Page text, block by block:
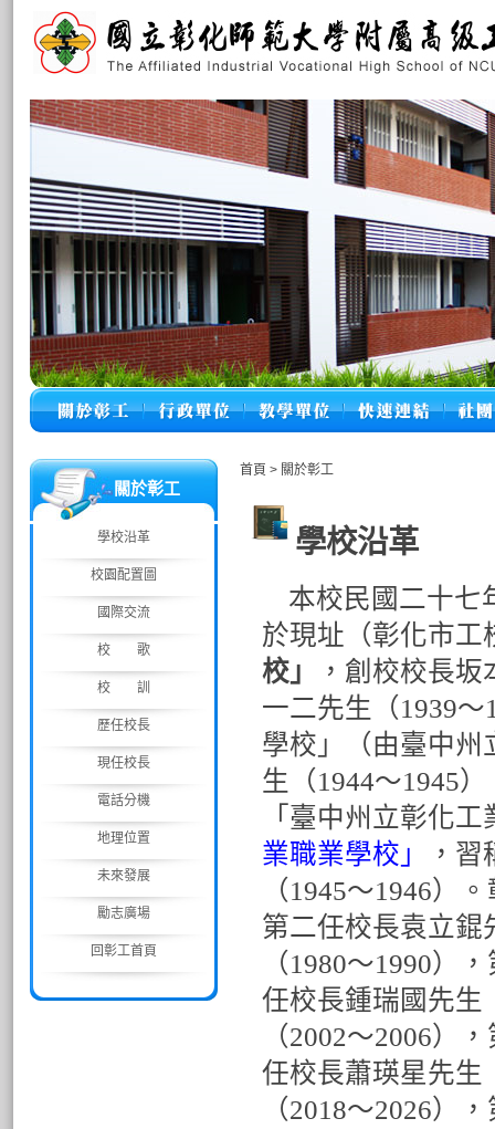
關於彰工
學校沿革
校園配置圖
國際交流
校 歌
校 訓
歷任校長
現任校長
電話分機
地理位置
未來發展
勵志廣場
回彰工首頁
首頁 > 關於彰工
學校沿革
本校民國二十七
於現址（彰化市工
校」
，創校校長
一二先生（1939
學校」（由臺中州
生（1944〜1945
「臺中州立彰化
業職業學校」
，
（1945〜1946）
第二任校長袁立錕
（1980〜1990）
任校長鍾瑞國先生
（2002〜2006）
任校長蕭瑛星先生
（2018〜2026）